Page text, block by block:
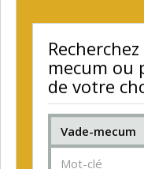
mecum ou
de votre